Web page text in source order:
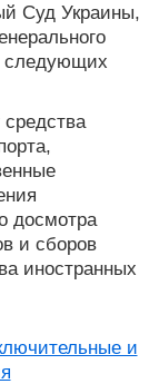
Суд Украины,
следующих
досмотра
и сборов
иностранных
и